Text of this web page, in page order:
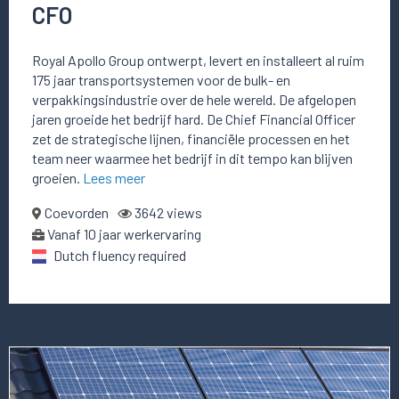
CFO
Royal Apollo Group ontwerpt, levert en installeert al ruim
175 jaar transportsystemen voor de bulk- en
verpakkingsindustrie over de hele wereld. De afgelopen
jaren groeide het bedrijf hard. De Chief Financial Officer
zet de strategische lijnen, financiële processen en het
team neer waarmee het bedrijf in dit tempo kan blijven
groeien. Lees meer
Coevorden
3642 views
Vanaf 10 jaar werkervaring
Dutch fluency required
Lees
meer